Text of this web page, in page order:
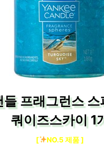
들 프래그런스
쿼이즈스카이 1
[ NO.5 제품 ]